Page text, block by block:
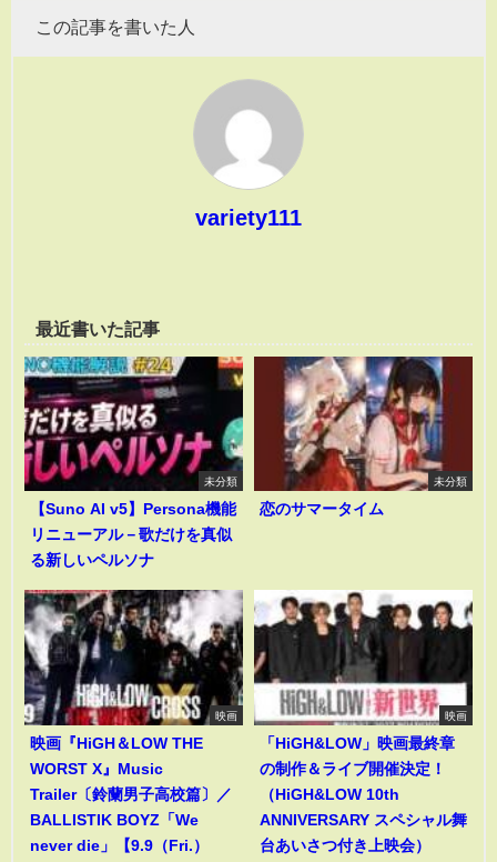
この記事を書いた人
variety111
最近書いた記事
未分類
【Suno AI v5】Persona機能
リニューアル－歌だけを真似
る新しいペルソナ
未分類
恋のサマータイム
映画
映画『HiGH＆LOW THE
WORST X』Music
Trailer〔鈴蘭男子高校篇〕／
BALLISTIK BOYZ「We
never die」【9.9（Fri.）
映画
「HiGH&LOW」映画最終章
の制作＆ライブ開催決定！
（HiGH&LOW 10th
ANNIVERSARY スペシャル舞
台あいさつ付き上映会）